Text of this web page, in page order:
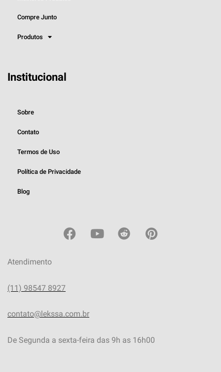
Compre Junto
Produtos
Institucional
Sobre
Contato
Termos de Uso
Política de Privacidade
Blog
Atendimento
(11) 98547 8927
contato@lekssa.com.br
De Segunda a sexta-feira das 9h as 16h00